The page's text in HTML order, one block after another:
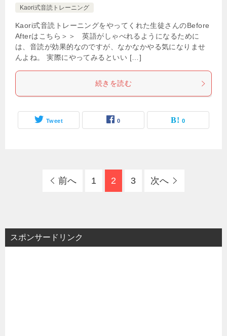
Kaori式音読トレーニング
Kaori式音読トレーニングをやってくれた生徒さんのBefore
Afterはこちら＞＞ 英語がしゃべれるようになるために
は、音読が効果的なのですが、なかなかやる気になりませ
んよね。 実際にやってみるといい […]
続きを読む
Tweet 0 0
前へ 1 2 3 次へ
スポンサードリンク